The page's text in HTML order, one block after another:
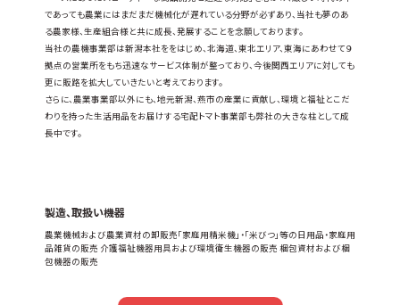
であっても農業にはまだまだ機械化が遅れている分野が必ずあり、当社も夢のあ
る農家様、生産組合様と共に成長、発展することを念願しております。
当社の農機事業部は新潟本社ををはじめ、北海道、東北エリア、東海にあわせて９
拠点の営業所をもち迅速なサービス体制が整っており、今後関西エリアに対しても
更に販路を拡大していきたいと考えております。
さらに、農業事業部以外にも、地元新潟、燕市の産業に貢献し、環境と福祉とこだ
わりを持った生活用品をお届けする宅配トマト事業部も弊社の大きな柱として成
長中です。
製造、取扱い機器
農業機械および農業資材の卸販売「家庭用精米機」・「米びつ」等の日用品・家庭用
品雑貨の販売 介護福祉機器用具および環境衛生機器の販売 梱包資材および梱
包機器の販売